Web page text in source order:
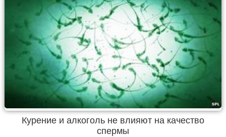
Курение и алкоголь не влияют на качество
спермы